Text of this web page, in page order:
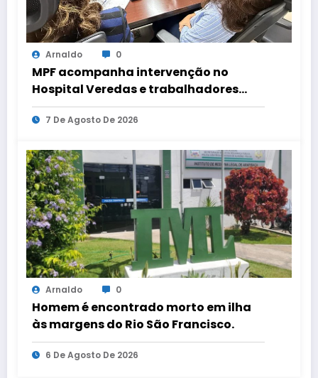
Arnaldo 0
MPF acompanha intervenção no
Hospital Veredas e trabalhadores
mantêm estado de greve por salários
pendentes.
7 De Agosto De 2026
Arnaldo 0
Homem é encontrado morto em ilha
às margens do Rio São Francisco.
6 De Agosto De 2026